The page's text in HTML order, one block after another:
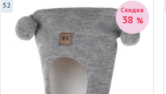
Скидка
38 %
52